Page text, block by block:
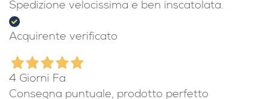
Spedizione velocissima e ben inscatolata.
Acquirente verificato
4 Giorni Fa
Consegna puntuale, prodotto perfetto